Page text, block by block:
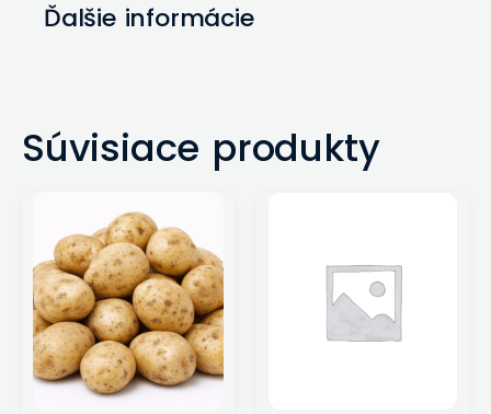
Ďalšie informácie
Súvisiace produkty